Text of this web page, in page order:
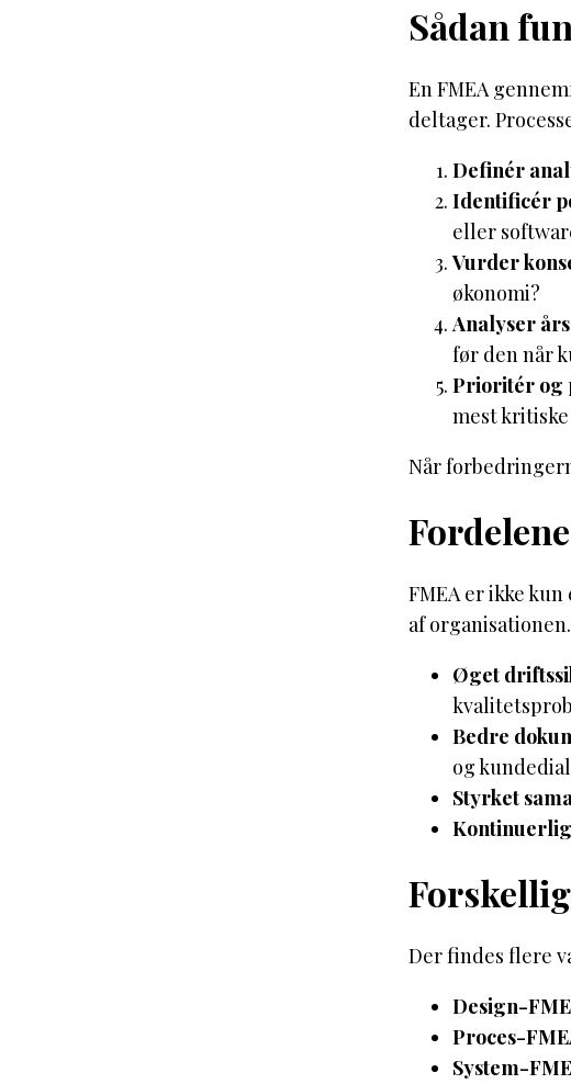
Sådan
En FMEA
deltager.
Definér
Identificér
eller
Vurder
økonomi?
Analyser
før den når
Prioritér og
mest
Når
FMEA er ikke
af
Øget
Bedre
og
Styrket
Der findes flere
Design-
Proces-
System-